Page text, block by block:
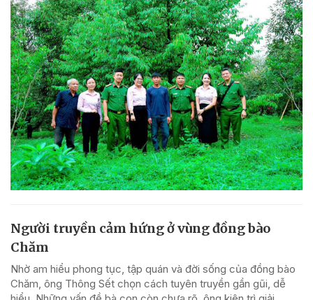
Người truyền cảm hứng ở vùng đồng bào
Chăm
Nhờ am hiểu phong tục, tập quán và đời sống của đồng bào
Chăm, ông Thông Sết chọn cách tuyên truyền gần gũi, dễ